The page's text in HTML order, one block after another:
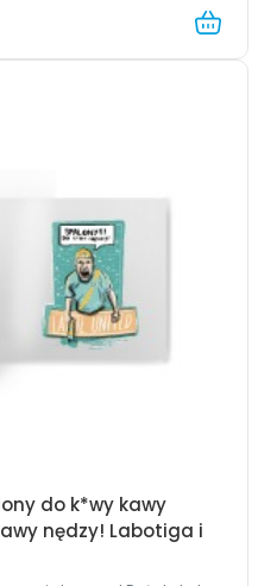
do k*wy kawy
nędzy! Labotiga i